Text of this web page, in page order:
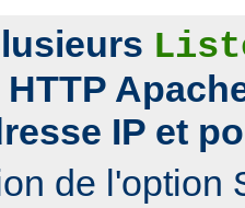
IP et
de l'option